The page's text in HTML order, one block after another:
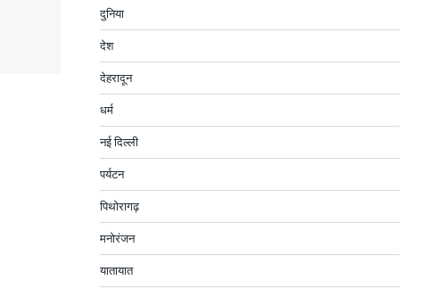
दुनिया
देश
देहरादून
धर्म
नई दिल्ली
पर्यटन
पिथोरागढ़
मनोरंजन
यातायात